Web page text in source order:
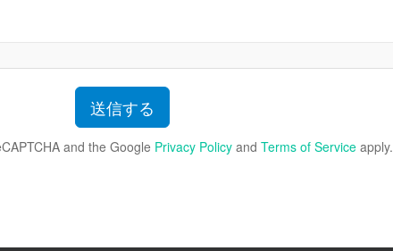
and the Google Privacy Policyand Terms of Serviceapply.